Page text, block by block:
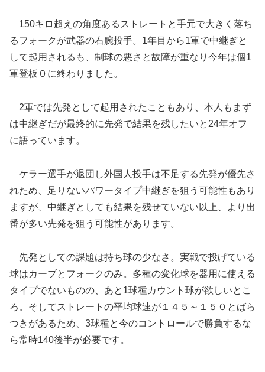
150キロ超えの角度あるストレートと手元で大きく落ち
るフォークが武器の右腕投手。1年目から1軍で中継ぎと
して起用されるも、制球の悪さと故障が重なり今年は個1
軍登板０に終わりました。
2軍では先発として起用されたこともあり、本人もまず
は中継ぎだが最終的に先発で結果を残したいと24年オフ
に語っています。
ケラー選手が退団し外国人投手は不足する先発が優先さ
れため、足りないパワータイプ中継ぎを狙う可能性もあり
ますが、中継ぎとしても結果を残せていない以上、より出
番が多い先発を狙う可能性があります。
先発としての課題は持ち球の少なさ。実戦で投げている
球はカーブとフォークのみ。多種の変化球を器用に使える
タイプでないものの、あと1球種カウント球が欲しいとこ
ろ。そしてストレートの平均球速が１４５～１５０とばら
つきがあるため、3球種と今のコントロールで勝負するな
ら常時140後半が必要です。